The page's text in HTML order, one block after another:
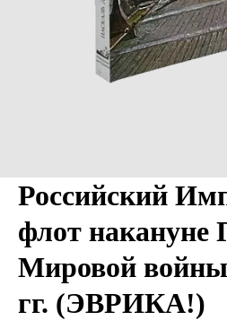
Российский
флот накануне
Мировой войны
гг. (ЭВРИКА!)